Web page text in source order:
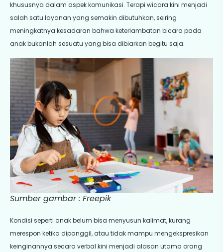
khususnya dalam aspek komunikasi. Terapi wicara kini menjadi
salah satu layanan yang semakin dibutuhkan, seiring
meningkatnya kesadaran bahwa keterlambatan bicara pada
anak bukanlah sesuatu yang bisa dibiarkan begitu saja.
Sumber gambar : Freepik
Kondisi seperti anak belum bisa menyusun kalimat, kurang
merespon ketika dipanggil, atau tidak mampu mengekspresikan
keinginannya secara verbal kini menjadi alasan utama orang